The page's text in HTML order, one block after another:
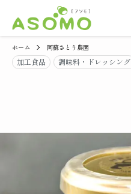
ホーム 阿蘇さとう農園
加工食品 調味料・ドレッシング